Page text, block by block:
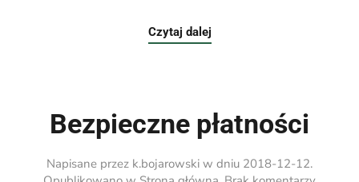
Czytaj dalej
Bezpieczne płatności
Napisane przez k.bojarowski w dniu 2018-12-12.